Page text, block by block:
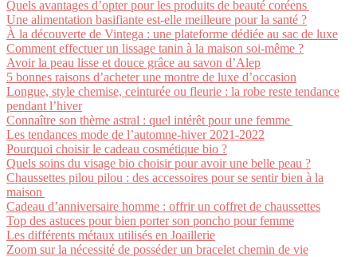
Quels avantages d’opter pour les produits de beauté coréens
Une alimentation basifiante est-elle meilleure pour la santé ?
À la découverte de Vintega : une plateforme dédiée au sac de luxe
Comment effectuer un lissage tanin à la maison soi-même ?
Avoir la peau lisse et douce grâce au savon d’Alep
5 bonnes raisons d’acheter une montre de luxe d’occasion
Longue, style chemise, ceinturée ou fleurie : la robe reste tendance
pendant l’hiver
Connaître son thème astral : quel intérêt pour une femme
Les tendances mode de l’automne-hiver 2021-2022
Pourquoi choisir le cadeau cosmétique bio ?
Quels soins du visage bio choisir pour avoir une belle peau ?
Chaussettes pilou pilou : des accessoires pour se sentir bien à la
maison
Cadeau d’anniversaire homme : offrir un coffret de chaussettes
Top des astuces pour bien porter son poncho pour femme
Les différents métaux utilisés en Joaillerie
Zoom sur la nécessité de posséder un bracelet chemin de vie